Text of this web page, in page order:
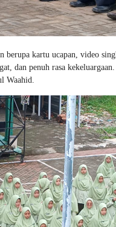
kartu ucapan, video
dan penuh rasa
Waahid.